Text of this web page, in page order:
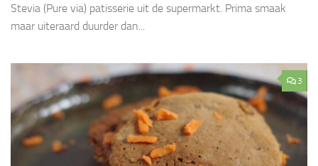
Stevia (Pure via) patisserie uit de supermarkt. Prima smaak
maar uiteraard duurder dan...
3